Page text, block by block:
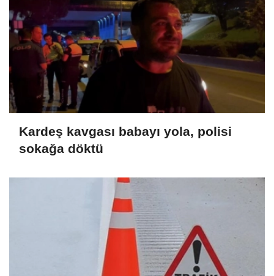
Kardeş kavgası babayı yola, polisi
sokağa döktü